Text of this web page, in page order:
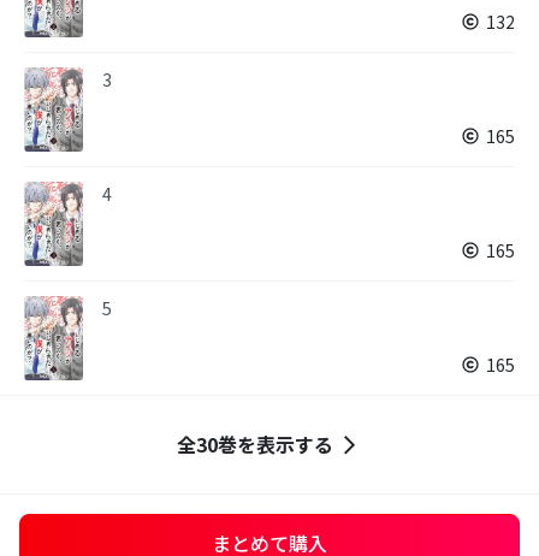
132
3
165
4
165
5
165
全30巻を表示する
まとめて購入